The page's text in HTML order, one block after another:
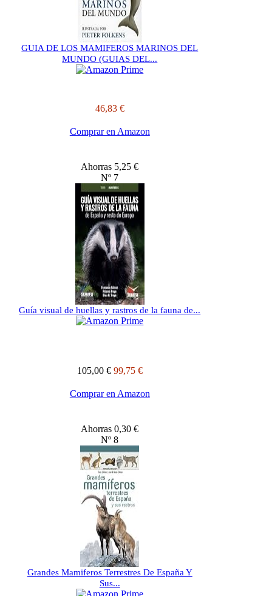
GUIA DE LOS MAMIFEROS MARINOS DEL
MUNDO (GUIAS DEL...
46,83 €
Comprar en Amazon
Ahorras 5,25 €
Nº 7
Guía visual de huellas y rastros de la fauna de...
105,00 € 99,75 €
Comprar en Amazon
Ahorras 0,30 €
Nº 8
Grandes Mamiferos Terrestres De España Y
Sus...